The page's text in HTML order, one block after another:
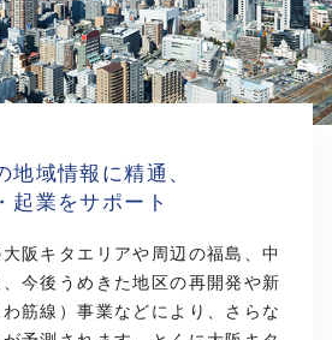
地域情報に精通、
起業をサポート
阪キタエリアや周辺の福島、中
今後うめきた地区の再開発や新
筋線）事業などにより、さらな